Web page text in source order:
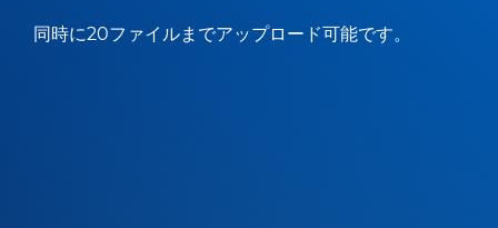
同時に20ファイルまでアップロード可能です。